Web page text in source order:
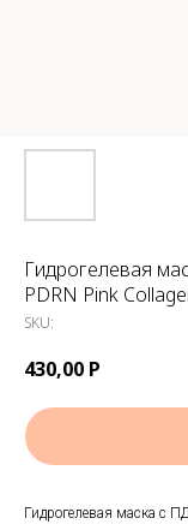
Гидрогелевая
PDRN Pink
SKU:
430,00 Р
Гидрогелевая маска с